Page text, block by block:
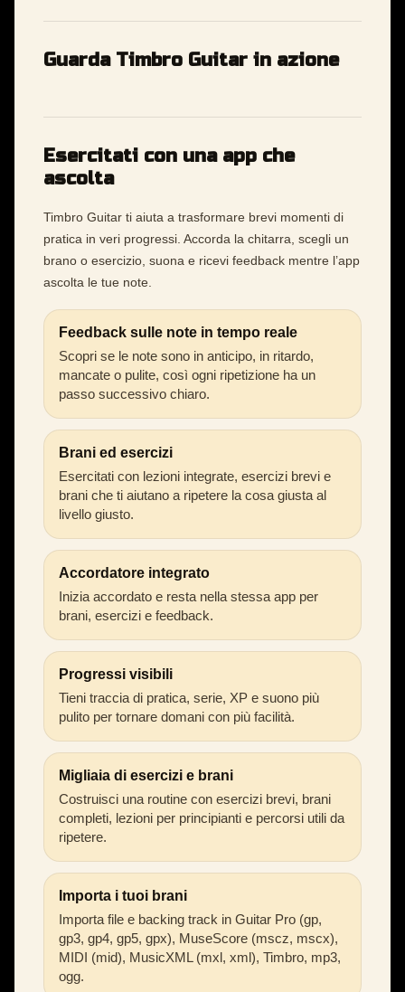
Guarda Timbro Guitar in azione
Esercitati con una app che
ascolta
Timbro Guitar ti aiuta a trasformare brevi momenti di
pratica in veri progressi. Accorda la chitarra, scegli un
brano o esercizio, suona e ricevi feedback mentre l’app
ascolta le tue note.
Feedback sulle note in tempo reale
Scopri se le note sono in anticipo, in ritardo,
mancate o pulite, così ogni ripetizione ha un
passo successivo chiaro.
Brani ed esercizi
Esercitati con lezioni integrate, esercizi brevi e
brani che ti aiutano a ripetere la cosa giusta al
livello giusto.
Accordatore integrato
Inizia accordato e resta nella stessa app per
brani, esercizi e feedback.
Progressi visibili
Tieni traccia di pratica, serie, XP e suono più
pulito per tornare domani con più facilità.
Migliaia di esercizi e brani
Costruisci una routine con esercizi brevi, brani
completi, lezioni per principianti e percorsi utili da
ripetere.
Importa i tuoi brani
Importa file e backing track in Guitar Pro (gp,
gp3, gp4, gp5, gpx), MuseScore (mscz, mscx),
MIDI (mid), MusicXML (mxl, xml), Timbro, mp3,
ogg.